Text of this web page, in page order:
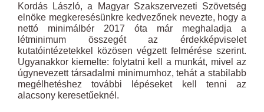
Kordás László, a Magyar Szakszervezeti Szövetség
elnöke megkeresésünkre kedvezőnek nevezte, hogy a
nettó minimálbér 2017 óta már meghaladja a
létminimum összegét az érdekképviselet
kutatóintézetekkel közösen végzett felmérése szerint.
Ugyanakkor kiemelte: folytatni kell a munkát, mivel az
úgynevezett társadalmi minimumhoz, tehát a stabilabb
megélhetéshez további lépéseket kell tenni az
alacsony keresetűeknél.